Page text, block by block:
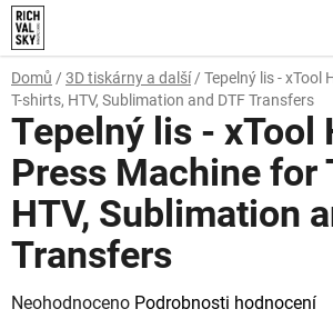
Přejít
na
obsah
Domů / 3D tiskárny a další / Tepelný lis - xTool
T-shirts, HTV, Sublimation and DTF Transfers
Tepelný lis - xTool
Press Machine for
HTV, Sublimation
Transfers
Průměrné
Neohodnoceno Podrobnosti hodnocení